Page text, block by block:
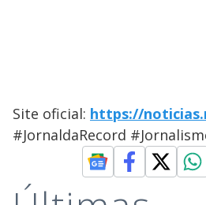
Site oficial: https://
#JornaldaRecord